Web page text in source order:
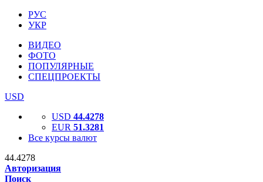
РУС
УКР
ВИДЕО
ФОТО
ПОПУЛЯРНЫЕ
СПЕЦПРОЕКТЫ
USD
USD 44.4278
EUR 51.3281
Все курсы валют
44.4278
Авторизация
Поиск